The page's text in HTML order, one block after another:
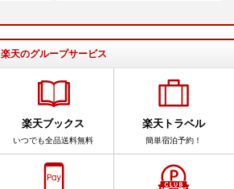
楽天のグループサービス
楽天ブックス
いつでも全品送料無料
楽天トラベル
簡単宿泊予約！